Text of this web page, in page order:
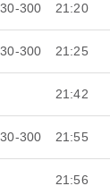
300 21:20
300 21:25
21:42
300 21:55
21:56